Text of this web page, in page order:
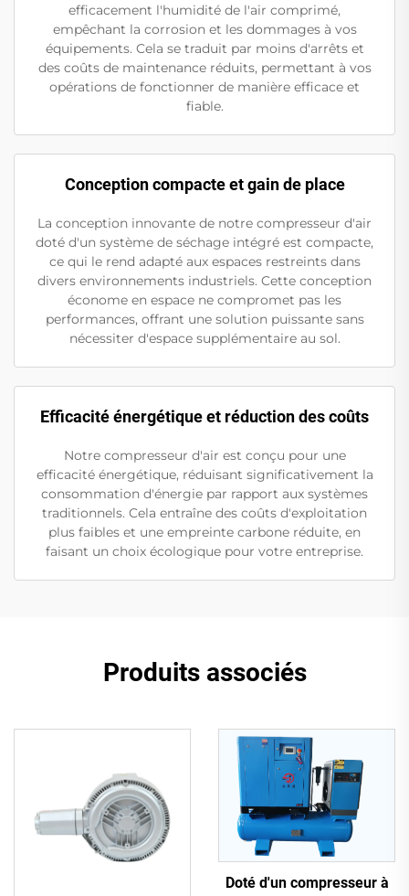
efficacement l'humidité de l'air comprimé,
empêchant la corrosion et les dommages à vos
équipements. Cela se traduit par moins d'arrêts et
des coûts de maintenance réduits, permettant à vos
opérations de fonctionner de manière efficace et
fiable.
Conception compacte et gain de place
La conception innovante de notre compresseur d'air
doté d'un système de séchage intégré est compacte,
ce qui le rend adapté aux espaces restreints dans
divers environnements industriels. Cette conception
économe en espace ne compromet pas les
performances, offrant une solution puissante sans
nécessiter d'espace supplémentaire au sol.
Efficacité énergétique et réduction des coûts
Notre compresseur d'air est conçu pour une
efficacité énergétique, réduisant significativement la
consommation d'énergie par rapport aux systèmes
traditionnels. Cela entraîne des coûts d'exploitation
plus faibles et une empreinte carbone réduite, en
faisant un choix écologique pour votre entreprise.
Produits associés
Doté d'un compresseur à